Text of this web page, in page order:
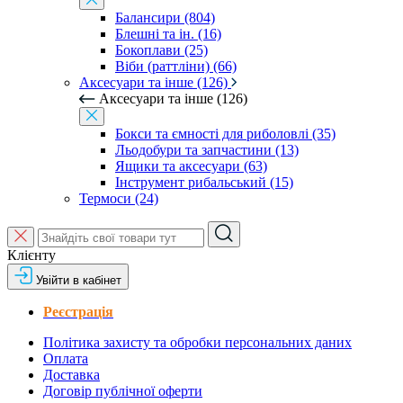
Балансири (804)
Блешні та ін. (16)
Бокоплави (25)
Віби (раттліни) (66)
Аксесуари та інше (126)
Аксесуари та інше (126)
Бокси та ємності для риболовлі (35)
Льодобури та запчастини (13)
Ящики та аксесуари (63)
Інструмент рибальський (15)
Термоси (24)
Клієнту
Увійти в кабінет
Реєстрація
Політика захисту та обробки персональних даних
Оплата
Доставка
Договір публічної оферти